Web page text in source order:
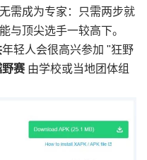
需成为专家：只需两步就
与顶尖选手一较高下。
年轻人会很高兴参加 "狂野
野赛由学校或当地团体组